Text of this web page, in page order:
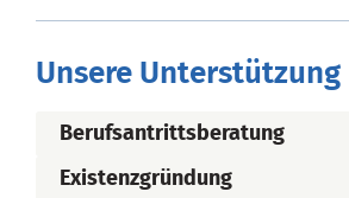
Unsere Unterstützung
Berufsantrittsberatung
Existenzgründung